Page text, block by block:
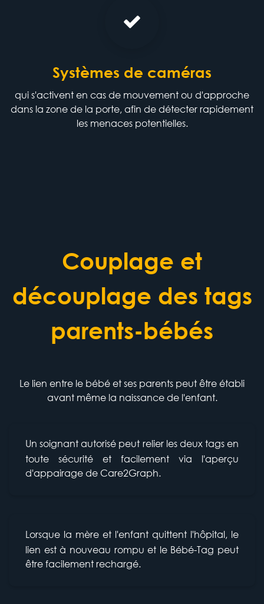
Systèmes de caméras
qui s'activent en cas de mouvement ou d'approche
dans la zone de la porte, afin de détecter rapidement
les menaces potentielles.
Couplage et
découplage des tags
parents-bébés
Le lien entre le bébé et ses parents peut être établi
avant même la naissance de l'enfant.
Un soignant autorisé peut relier les deux tags en
toute sécurité et facilement via l'aperçu
d'appairage de Care2Graph.
Lorsque la mère et l'enfant quittent l'hôpital, le
lien est à nouveau rompu et le Bébé-Tag peut
être facilement rechargé.